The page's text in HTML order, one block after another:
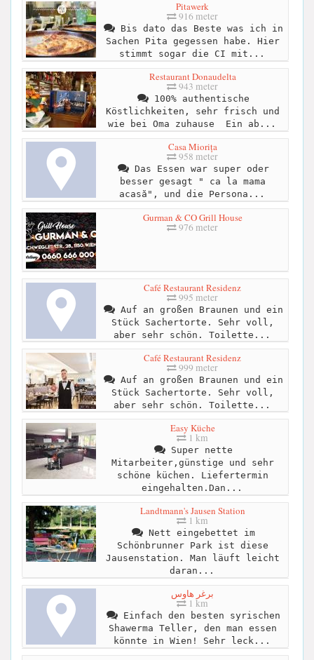
Pitawerk
916 meter
Bis dato das Beste was ich in
Sachen Pita gegessen habe. Hier
stimmt sogar die CI mit...
Restaurant Donaudelta
943 meter
100% authentische
Köstlichkeiten, sehr frisch und
wie bei Oma zuhause ‍ Ein ab...
Casa Miorița
958 meter
Das Essen war super oder
besser gesagt " ca la mama
acasă", und die Persona...
Gurman & CO Grill House
976 meter
Café Restaurant Residenz
995 meter
Auf an großen Braunen und ein
Stück Sachertorte. Sehr voll,
aber sehr schön. Toilette...
Café Restaurant Residenz
999 meter
Auf an großen Braunen und ein
Stück Sachertorte. Sehr voll,
aber sehr schön. Toilette...
Easy Küche
1 km
Super nette
Mitarbeiter,günstige und sehr
schöne küchen. Liefertermin
eingehalten.Dan...
Landtmann's Jausen Station
1 km
Nett eingebettet im
Schönbrunner Park ist diese
Jausenstation. Man läuft leicht
daran...
برغر هاوس
1 km
Einfach den besten syrischen
Shawerma Teller, den man essen
könnte in Wien! Sehr leck...